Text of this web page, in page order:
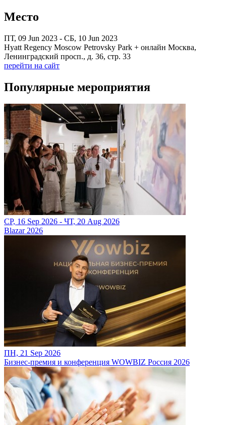
Место
ПТ, 09 Jun 2023 - СБ, 10 Jun 2023
Hyatt Regency Moscow Petrovsky Park + онлайн Москва,
Ленинградский просп., д. 36, стр. 33
перейти на сайт
Популярные мероприятия
СР, 16 Sep 2026 - ЧТ, 20 Aug 2026
Blazar 2026
ПН, 21 Sep 2026
Бизнес-премия и конференция WOWBIZ Россия 2026